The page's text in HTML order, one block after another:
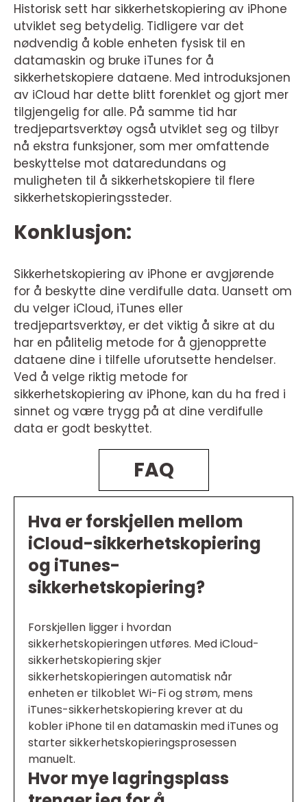
Historisk sett har sikkerhetskopiering av iPhone
utviklet seg betydelig. Tidligere var det
nødvendig å koble enheten fysisk til en
datamaskin og bruke iTunes for å
sikkerhetskopiere dataene. Med introduksjonen
av iCloud har dette blitt forenklet og gjort mer
tilgjengelig for alle. På samme tid har
tredjepartsverktøy også utviklet seg og tilbyr
nå ekstra funksjoner, som mer omfattende
beskyttelse mot dataredundans og
muligheten til å sikkerhetskopiere til flere
sikkerhetskopieringssteder.
Konklusjon:
Sikkerhetskopiering av iPhone er avgjørende
for å beskytte dine verdifulle data. Uansett om
du velger iCloud, iTunes eller
tredjepartsverktøy, er det viktig å sikre at du
har en pålitelig metode for å gjenopprette
dataene dine i tilfelle uforutsette hendelser.
Ved å velge riktig metode for
sikkerhetskopiering av iPhone, kan du ha fred i
sinnet og være trygg på at dine verdifulle
data er godt beskyttet.
FAQ
Hva er forskjellen mellom
iCloud-sikkerhetskopiering
og iTunes-
sikkerhetskopiering?
Forskjellen ligger i hvordan
sikkerhetskopieringen utføres. Med iCloud-
sikkerhetskopiering skjer
sikkerhetskopieringen automatisk når
enheten er tilkoblet Wi-Fi og strøm, mens
iTunes-sikkerhetskopiering krever at du
kobler iPhone til en datamaskin med iTunes og
starter sikkerhetskopieringsprosessen
manuelt.
Hvor mye lagringsplass